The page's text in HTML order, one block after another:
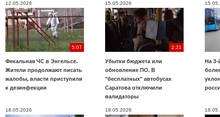
12.05.2026
5:07
Фекальная ЧС в Энгельсе.
Жители продолжают писать
жалобы, власти приступили
к дезинфекции
15.05.2026
2:21
Убытки бюджета или
обновление ПО. В
"бесплатных" автобусах
Саратова отключили
валидаторы
На 3-
18.05.2026 18.05.2026